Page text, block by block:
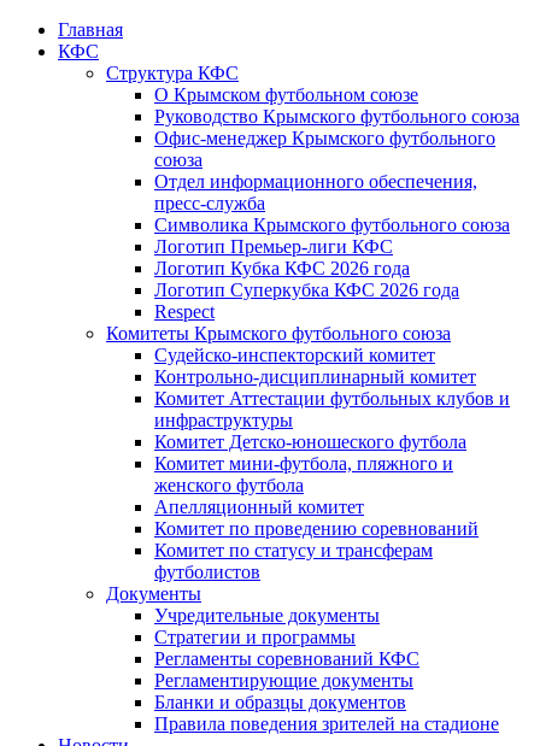
Главная
КФС
Структура КФС
О Крымском футбольном союзе
Руководство Крымского футбольного союза
Офис-менеджер Крымского футбольного
союза
Отдел информационного обеспечения,
пресс-служба
Символика Крымского футбольного союза
Логотип Премьер-лиги КФС
Логотип Кубка КФС 2026 года
Логотип Суперкубка КФС 2026 года
Respect
Комитеты Крымского футбольного союза
Судейско-инспекторский комитет
Контрольно-дисциплинарный комитет
Комитет Аттестации футбольных клубов и
инфраструктуры
Комитет Детско-юношеского футбола
Комитет мини-футбола, пляжного и
женского футбола
Апелляционный комитет
Комитет по проведению соревнований
Комитет по статусу и трансферам
футболистов
Документы
Учредительные документы
Стратегии и программы
Регламенты соревнований КФС
Регламентирующие документы
Бланки и образцы документов
Правила поведения зрителей на стадионе